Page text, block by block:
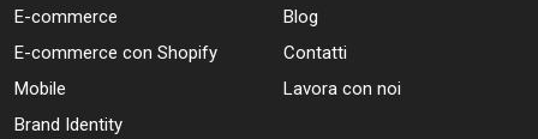
E-commerce
E-commerce con Shopify
Mobile
Brand Identity
Blog
Contatti
Lavora con noi